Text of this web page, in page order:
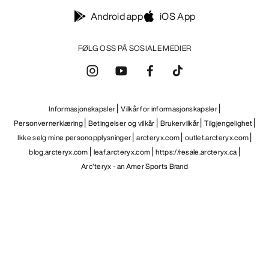
FØLG OSS PÅ SOSIALE MEDIER
Android app iOS App
Informasjonskapsler Vilkår for informasjonskapsler
Personvernerklæring Betingelser og vilkår Brukervilkår Tilgjengelighet
Ikke selg mine personopplysninger arcteryx.com outlet.arcteryx.com
blog.arcteryx.com leaf.arcteryx.com https://resale.arcteryx.ca
Arc'teryx - an Amer Sports Brand